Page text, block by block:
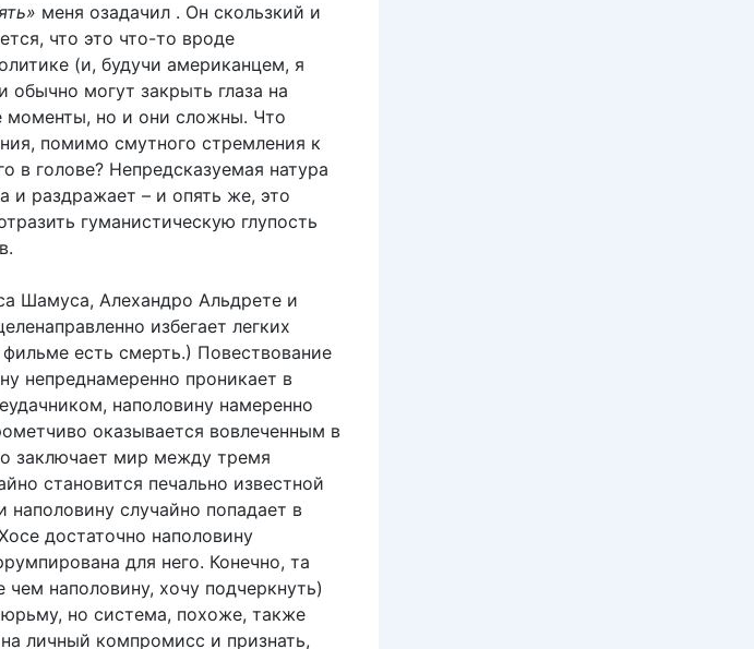
меня озадачил . Он скользкий и
что это что-то вроде
(и, будучи американцем, я
могут закрыть глаза на
моменты, но и они сложны. Что
помимо смутного стремления к
в голове? Непредсказуемая натура
и раздражает – и опять же, это
гуманистическую глупость
Шамуса, Алехандро Альдрете и
избегает легких
есть смерть.) Повествование
непреднамеренно проникает в
наполовину намеренно
оказывается вовлеченным в
заключает мир между тремя
становится печально известной
наполовину случайно попадает в
достаточно наполовину
для него. Конечно, та
наполовину, хочу подчеркнуть)
но система, похоже, также
личный компромисс и признать,